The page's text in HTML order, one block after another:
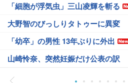
「細胞が浮気虫」三山凌輝を斬る
大野智のびっしりタトゥーに異変
「幼卒」の男性 13年ぶりに外出
山崎怜奈、突然妊娠だけ公表の訳